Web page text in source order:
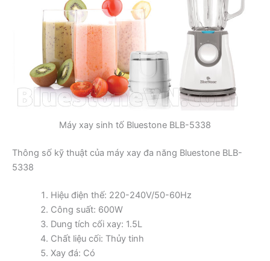
Máy xay sinh tố Bluestone BLB-5338
Thông số kỹ thuật của máy xay đa năng Bluestone BLB-
5338
Hiệu điện thế: 220-240V/50-60Hz
Công suất: 600W
Dung tích cối xay: 1.5L
Chất liệu cối: Thủy tinh
Xay đá: Có